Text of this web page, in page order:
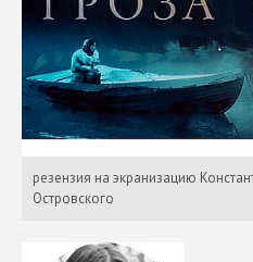
резензия на экранизацию
Островского